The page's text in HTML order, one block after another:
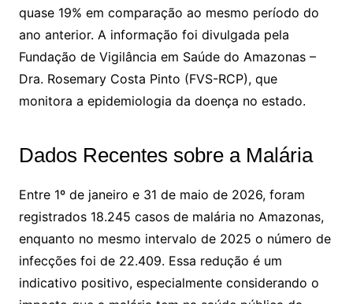
quase 19% em comparação ao mesmo período do
ano anterior. A informação foi divulgada pela
Fundação de Vigilância em Saúde do Amazonas –
Dra. Rosemary Costa Pinto (FVS-RCP), que
monitora a epidemiologia da doença no estado.
Dados Recentes sobre a Malária
Entre 1º de janeiro e 31 de maio de 2026, foram
registrados 18.245 casos de malária no Amazonas,
enquanto no mesmo intervalo de 2025 o número de
infecções foi de 22.409. Essa redução é um
indicativo positivo, especialmente considerando o